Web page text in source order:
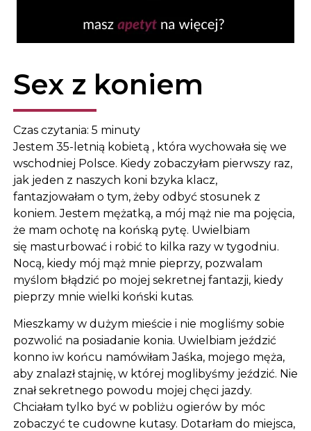
Sex z koniem
Czas czytania: 5 minuty
Jestem 35-letnią kobietą , która wychowała się we
wschodniej Polsce. Kiedy zobaczyłam pierwszy raz,
jak jeden z naszych koni bzyka klacz,
fantazjowałam o tym, żeby odbyć stosunek z
koniem. Jestem mężatką, a mój mąż nie ma pojęcia,
że ​​mam ochotę na końską pytę. Uwielbiam
się masturbować i robić to kilka razy w tygodniu.
Nocą, kiedy mój mąż mnie pieprzy, pozwalam
myślom błądzić po mojej sekretnej fantazji, kiedy
pieprzy mnie wielki koński kutas.
Mieszkamy w dużym mieście i nie mogliśmy sobie
pozwolić na posiadanie konia. Uwielbiam jeździć
konno iw końcu namówiłam Jaśka, mojego męża,
aby znalazł stajnię, w której moglibyśmy jeździć. Nie
znał sekretnego powodu mojej chęci jazdy.
Chciałam tylko być w pobliżu ogierów by móc
zobaczyć te cudowne kutasy. Dotarłam do miejsca,